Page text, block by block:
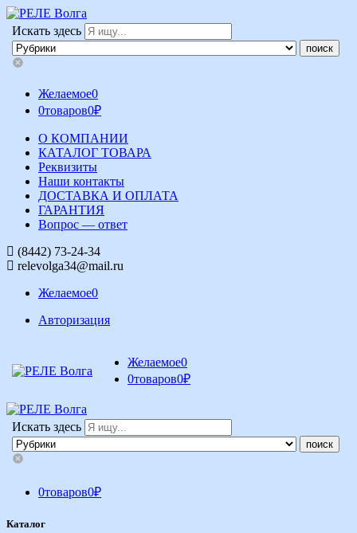
Искать здесь
Желаемое0
0товаров0₽
О КОМПАНИИ
КАТАЛОГ ТОВАРА
Реквизиты
Наши контакты
ДОСТАВКА И ОПЛАТА
ГАРАНТИЯ
Вопрос — ответ
(8442) 73-24-34
relevolga34@mail.ru
Желаемое0
Авторизация
Желаемое0
0товаров0₽
Искать здесь
0товаров0₽
Каталог